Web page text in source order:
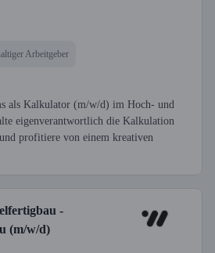
Arbeitgeber
als Kalkulator (m/w/d) im Hoch- und
eigenverantwortlich die Kalkulation
profitiere von einem kreativen
-
(m/w/d)